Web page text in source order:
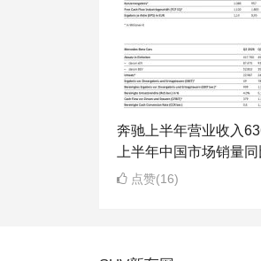
奔驰上半年营业收入
上半年中国市场销量
点赞(16)